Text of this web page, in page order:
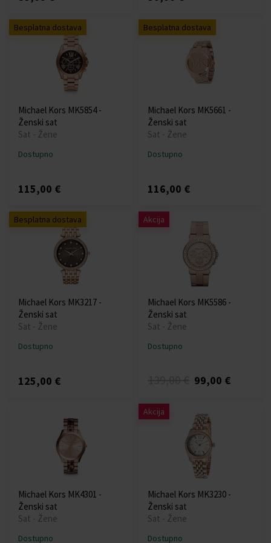
Besplatna dostava
Michael Kors MK5854 -
Ženski sat
Sat - Žene
Dostupno
115,00 €
Besplatna dostava
Michael Kors MK5661 -
Ženski sat
Sat - Žene
Dostupno
116,00 €
Besplatna dostava
Michael Kors MK3217 -
Ženski sat
Sat - Žene
Dostupno
125,00 €
Akcija
Michael Kors MK5586 -
Ženski sat
Sat - Žene
Dostupno
99,00 €
Michael Kors MK4301 -
Ženski sat
Sat - Žene
Dostupno
Akcija
Michael Kors MK3230 -
Ženski sat
Sat - Žene
Dostupno